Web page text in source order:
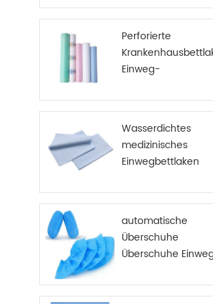
Perforierte
Einweg-
Abdeckungsrolle
Wasserdichtes
medizinisches
Einwegbettlaken
automatische
Überschuhe
Überschuhe
Überschuhe Vlies